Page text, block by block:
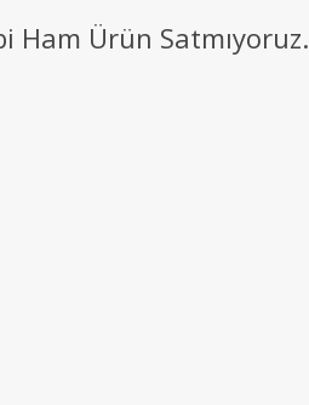
Ham Ürün Satmıyoruz.